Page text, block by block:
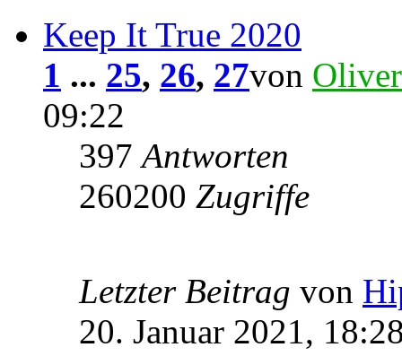
Keep It True 2020
1 ... 25, 26, 27von
09:22
397Antworten
260200 Zugriffe
Letzter Beitrag von
20. Januar 2021,